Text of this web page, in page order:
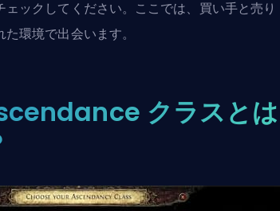
ェックしてください。ここでは、買い手と売り
環境で出会います。
クラスとは